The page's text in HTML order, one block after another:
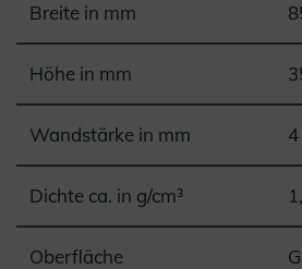
Breite in mm
Höhe in mm
Wandstärke in mm 4
Dichte ca. in g/cm³
Oberfläche